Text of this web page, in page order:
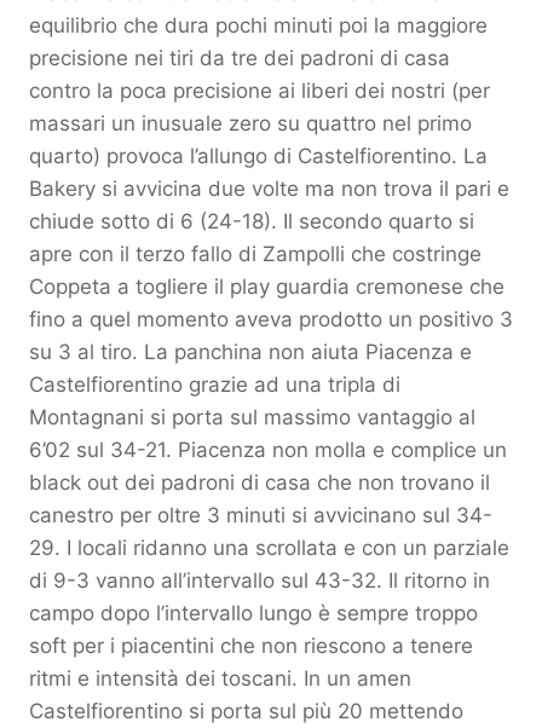
equilibrio che dura pochi minuti poi la maggiore
precisione nei tiri da tre dei padroni di casa
contro la poca precisione ai liberi dei nostri (per
massari un inusuale zero su quattro nel primo
quarto) provoca l’allungo di Castelfiorentino. La
Bakery si avvicina due volte ma non trova il pari e
chiude sotto di 6 (24-18). Il secondo quarto si
apre con il terzo fallo di Zampolli che costringe
Coppeta a togliere il play guardia cremonese che
fino a quel momento aveva prodotto un positivo 3
su 3 al tiro. La panchina non aiuta Piacenza e
Castelfiorentino grazie ad una tripla di
Montagnani si porta sul massimo vantaggio al
6’02 sul 34-21. Piacenza non molla e complice un
black out dei padroni di casa che non trovano il
canestro per oltre 3 minuti si avvicinano sul 34-
29. I locali ridanno una scrollata e con un parziale
di 9-3 vanno all’intervallo sul 43-32. Il ritorno in
campo dopo l’intervallo lungo è sempre troppo
soft per i piacentini che non riescono a tenere
ritmi e intensità dei toscani. In un amen
Castelfiorentino si porta sul più 20 mettendo